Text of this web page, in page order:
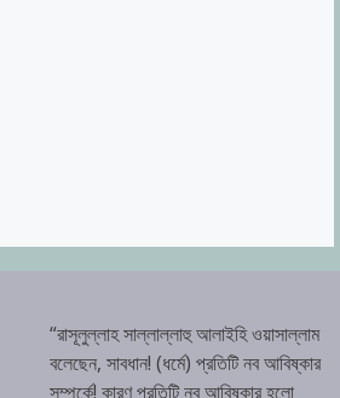
“রাসূলুল্লাহ সাল্লাল্লাহু আলাইহি ওয়াসাল্লাম
বলেছেন, সাবধান! (ধর্মে) প্রতিটি নব আবিষ্কার
সম্পর্কে! কারণ প্রতিটি নব আবিষ্কার হলো